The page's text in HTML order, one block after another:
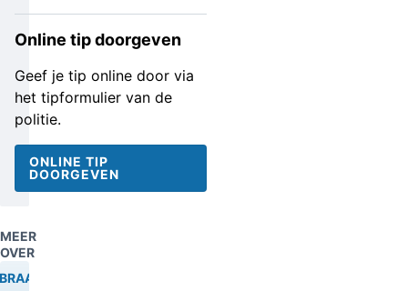
Online tip doorgeven
Geef je tip online door via
het tipformulier van de
politie.
ONLINE TIP
DOORGEVEN
MEER
OVER